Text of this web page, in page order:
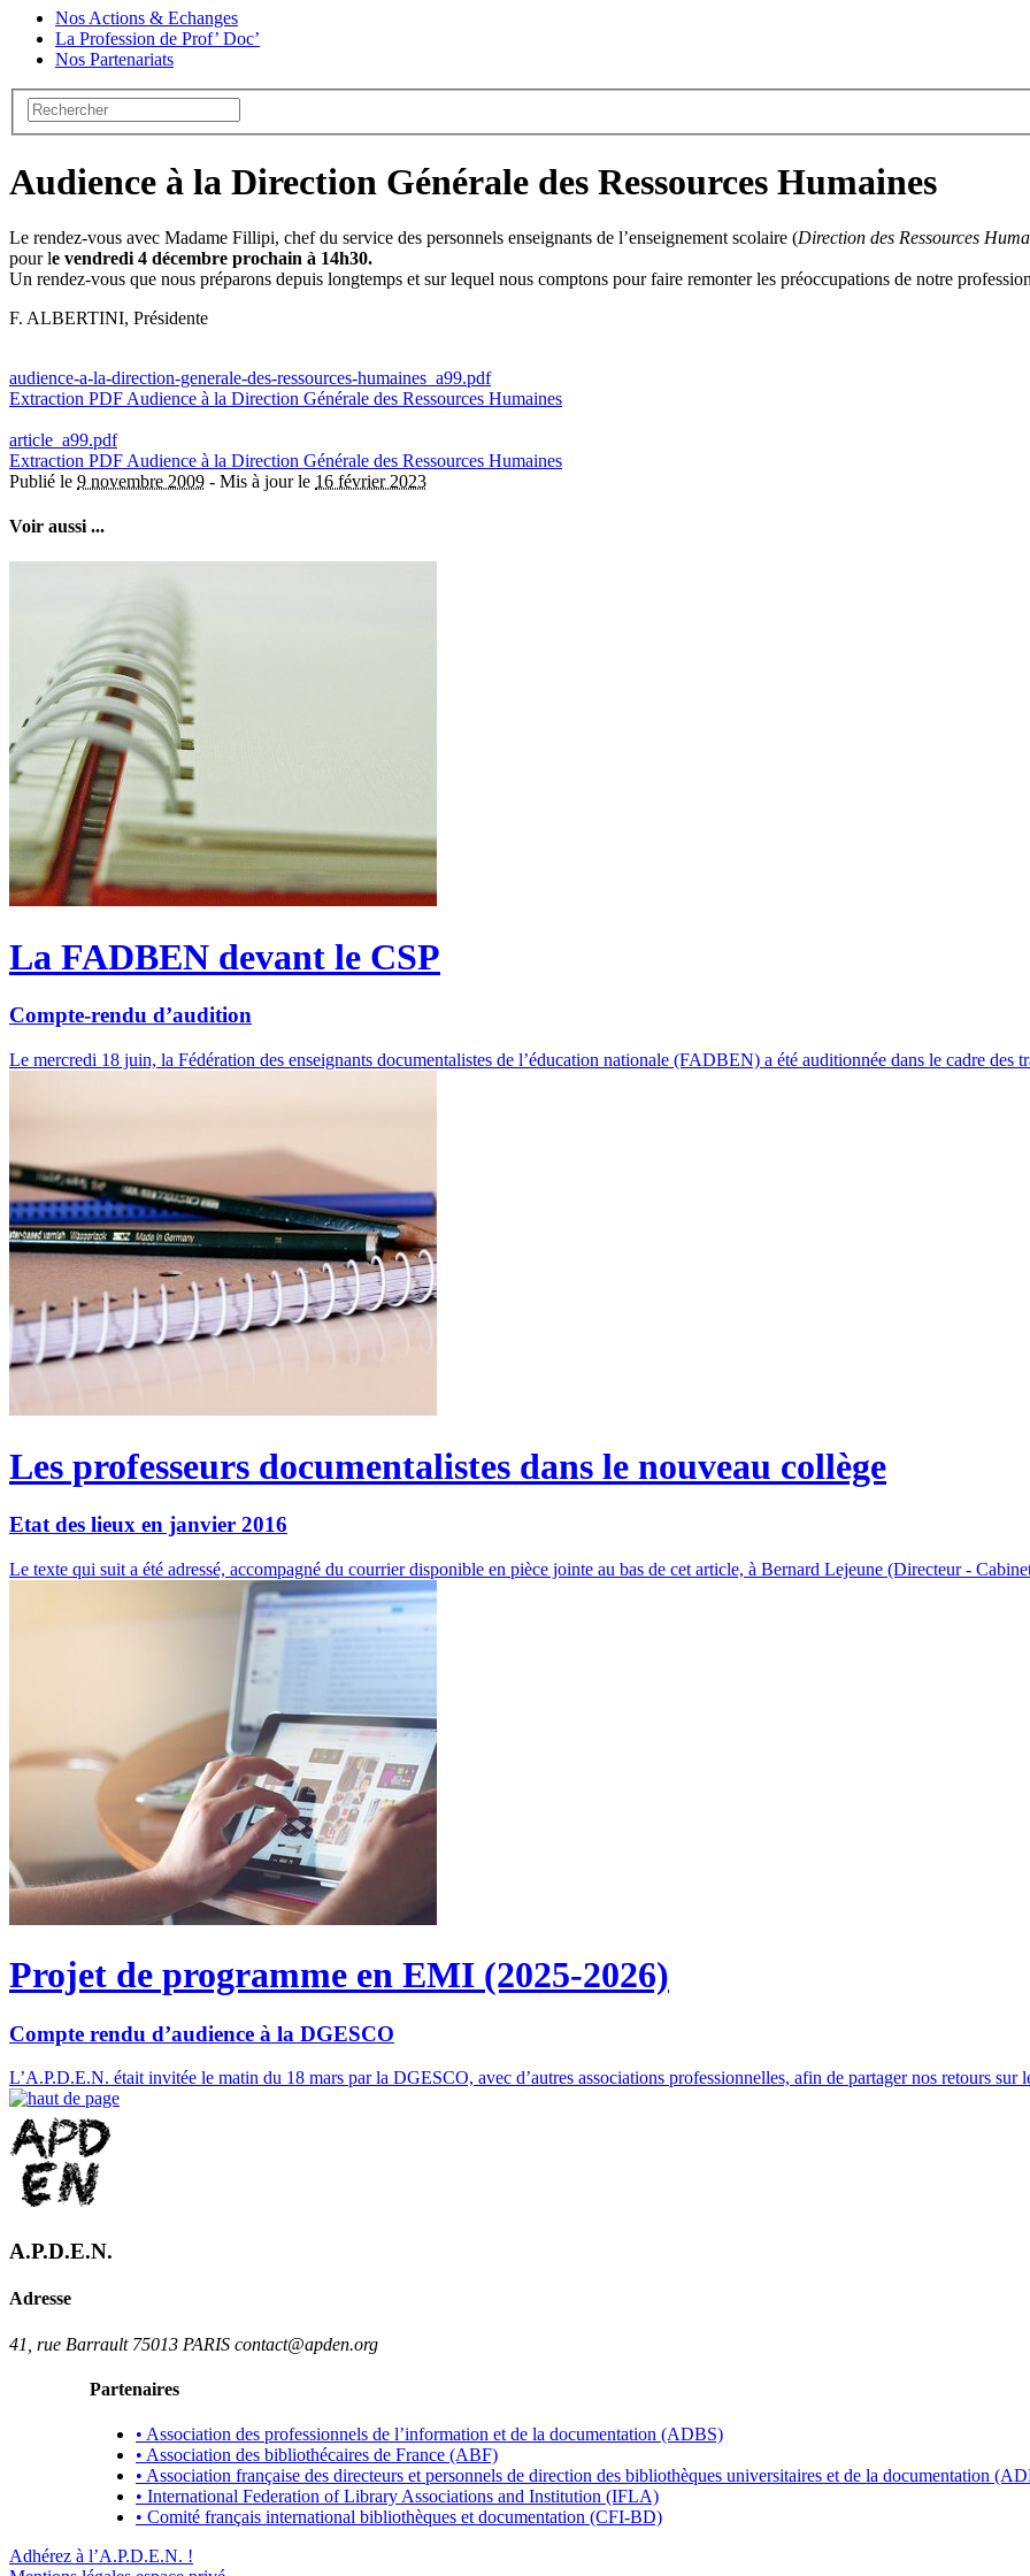
Nos Actions & Echanges
La Profession de Prof’ Doc’
Nos Partenariats
Audience à la Direction Générale des Ressources Humaines
Le rendez-vous avec Madame Fillipi, chef du service des personnels enseignants de l’enseignement scolaire (Direction des Ressources
pour le vendredi 4 décembre prochain à 14h30.
Un rendez-vous que nous préparons depuis longtemps et sur lequel nous comptons pour faire remonter les préoccupations de notre
F. ALBERTINI, Présidente
audience-a-la-direction-generale-des-ressources-humaines_a99.pdf
Extraction PDF Audience à la Direction Générale des Ressources Humaines
article_a99.pdf
Extraction PDF Audience à la Direction Générale des Ressources Humaines
Publié le 9 novembre 2009 - Mis à jour le 16 février 2023
Voir aussi ...
La FADBEN devant le CSP
Compte-rendu d’audition
Le mercredi 18 juin, la Fédération des enseignants documentalistes de l’éducation nationale (FADBEN) a été auditionnée dans le cadre des
Les professeurs documentalistes dans le nouveau collège
Etat des lieux en janvier 2016
Le texte qui suit a été adressé, accompagné du courrier disponible en pièce jointe au bas de cet article, à Bernard Lejeune (Directeur -
Projet de programme en EMI (2025-2026)
Compte rendu d’audience à la DGESCO
L’A.P.D.E.N. était invitée le matin du 18 mars par la DGESCO, avec d’autres associations professionnelles, afin de partager nos retours
A.P.D.E.N.
Adresse
41, rue Barrault 75013 PARIS contact@apden.org
Partenaires
• Association des professionnels de l’information et de la documentation (ADBS)
• Association des bibliothécaires de France (ABF)
• Association française des directeurs et personnels de direction des bibliothèques universitaires et de la documentation
• International Federation of Library Associations and Institution (IFLA)
• Comité français international bibliothèques et documentation (CFI-BD)
Adhérez à l’A.P.D.E.N. !